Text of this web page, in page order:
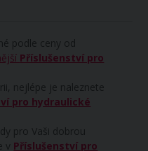
podle ceny od
Příslušenství pro
nejlépe je naleznete
pro hydraulické
pro Vaši dobrou
v Příslušenství pro